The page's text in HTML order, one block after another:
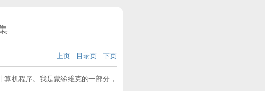
上页 : 目录页 : 下页
机程序。我是蒙绨维克的一部分，